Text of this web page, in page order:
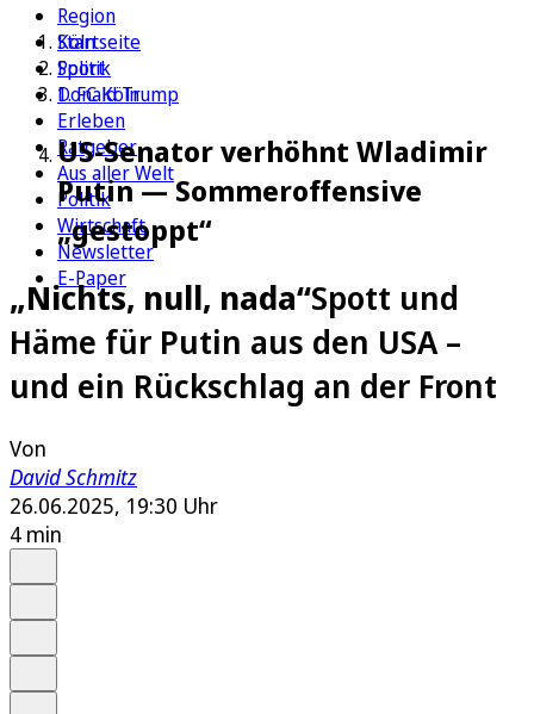
Region
Köln
Sport
1. FC Köln
Erleben
Ratgeber
Aus aller Welt
Politik
Wirtschaft
Newsletter
E-Paper
Startseite
Politik
Donald Trump
US-Senator verhöhnt Wladimir
Putin — Sommeroffensive
„gestoppt“
„Nichts, null, nada“Spott und
Häme für Putin aus den USA –
und ein Rückschlag an der Front
Von
David Schmitz
26.06.2025, 19:30 Uhr
4 min